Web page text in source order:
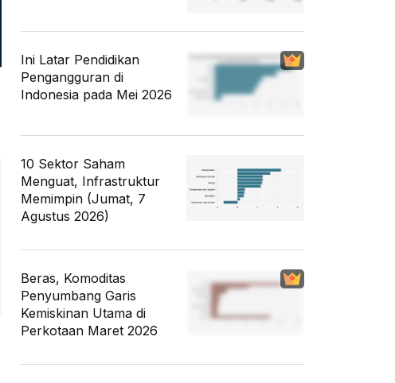
Ini Latar Pendidikan
Pengangguran di
Indonesia pada Mei 2026
10 Sektor Saham
Menguat, Infrastruktur
Memimpin (Jumat, 7
Agustus 2026)
Beras, Komoditas
Penyumbang Garis
Kemiskinan Utama di
Perkotaan Maret 2026